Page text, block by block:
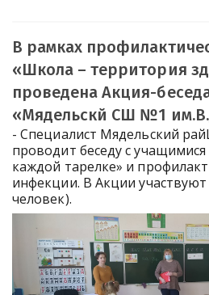
В рамках
«Школа – территория
проведена Акция-
«Мядельскй СШ №1
- Специалист Мядельский
проводит беседу с
каждой тарелке» и
инфекции. В Акции
человек).